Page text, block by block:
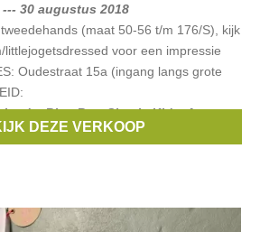
30 augustus 2018
(maat 50-56 t/m 176/S), kijk
littlejogetsdressed voor een impressie
Oudestraat 15a (ingang langs grote
,Blue Bay,Simple Kids,Anne
DEZE VERKOOP